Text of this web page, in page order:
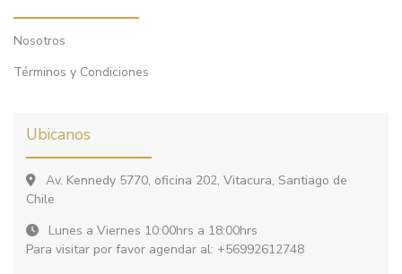
Nosotros
Términos y Condiciones
Ubicanos
Av. Kennedy 5770, oficina 202, Vitacura, Santiago de
Chile
Lunes a Viernes 10:00hrs a 18:00hrs
Para visitar por favor agendar al: +56992612748